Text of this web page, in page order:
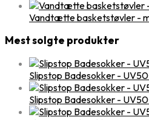
Vandtætte basketstøvler -
Mest solgte produkter
Slipstop Badesokker -
Slipstop Badesokker -